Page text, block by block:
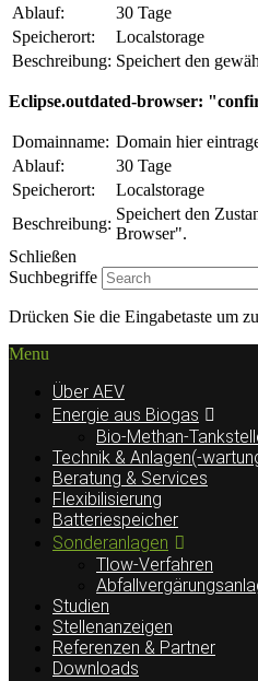
Ablauf:
30 Tage
Speicherort:
Localstorage
Beschreibung: Speichert den
Eclipse.outdated-browser:
Domainname: Domain hier
Ablauf:
30 Tage
Speicherort:
Localstorage
Beschreibung:
Speichert den
Browser".
Schließen
Suchbegriffe
Drücken Sie die Eingabetaste um
Menu
Über AEV
Energie aus Biogas
Bio-Methan-
Technik & Anlagen(-
Beratung & Services
Flexibilisierung
Batteriespeicher
Sonderanlagen
Tlow-Verfahren
Studien
Stellenanzeigen
Referenzen & Partner
Downloads